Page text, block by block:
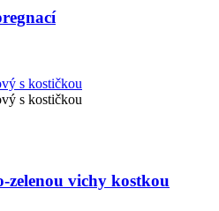
zelenou vichy kostkou